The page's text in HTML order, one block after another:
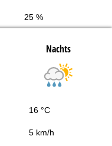
25 %
Nachts
16 °C
5 km/h